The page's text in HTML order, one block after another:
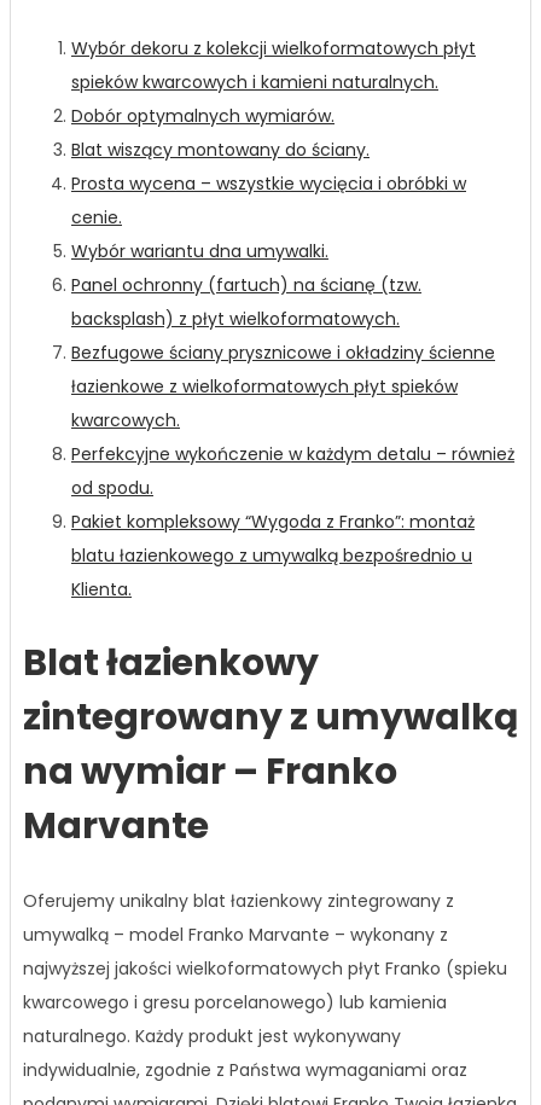
Wybór dekoru z kolekcji wielkoformatowych płyt
spieków kwarcowych i kamieni naturalnych.
Dobór optymalnych wymiarów.
Blat wiszący montowany do ściany.
Prosta wycena – wszystkie wycięcia i obróbki w
cenie.
Wybór wariantu dna umywalki.
Panel ochronny (fartuch) na ścianę (tzw.
backsplash) z płyt wielkoformatowych.
Bezfugowe ściany prysznicowe i okładziny ścienne
łazienkowe z wielkoformatowych płyt spieków
kwarcowych.
Perfekcyjne wykończenie w każdym detalu – również
od spodu.
Pakiet kompleksowy “Wygoda z Franko”: montaż
blatu łazienkowego z umywalką bezpośrednio u
Klienta.
Blat łazienkowy
zintegrowany z umywalką
na wymiar – Franko
Marvante
Oferujemy unikalny blat łazienkowy zintegrowany z
umywalką – model Franko Marvante – wykonany z
najwyższej jakości wielkoformatowych płyt Franko (spieku
kwarcowego i gresu porcelanowego) lub kamienia
naturalnego. Każdy produkt jest wykonywany
indywidualnie, zgodnie z Państwa wymaganiami oraz